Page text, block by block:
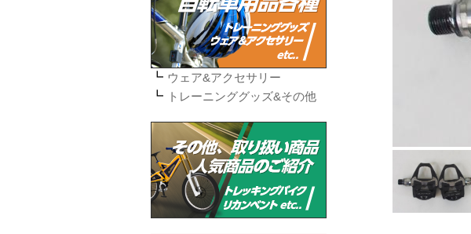
ウェア&アクセサリー
トレーニンググッズ&その他